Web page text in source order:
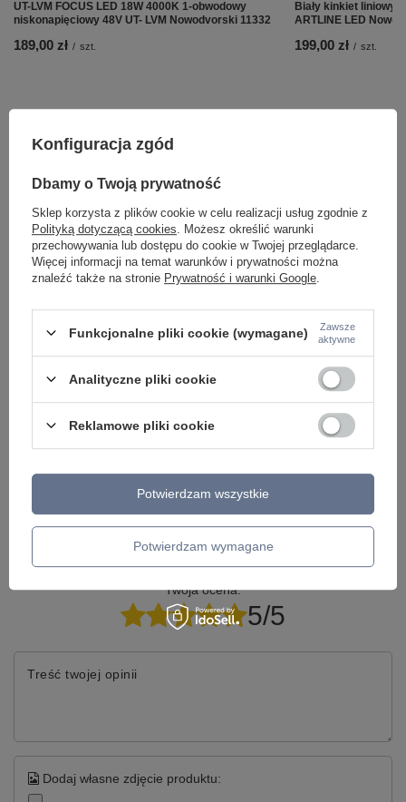
UT-LVM FOCUS LED 18W 4000K 1-obwodowy
niskonapięciowy 48V UT- LVM Nowodvorski 11332
189,00 zł / szt.
Biały kinkiet liniowy
ARTLINE LED
199,00 zł / szt.
Potrzebujesz pomocy? Masz pytania lub
chcesz lepszą cenę?
szybko i przygotujemy indywidualną ofertę
Napisz do nas
Model znajdziesz w kategoriach
Napisz swoją opinię
Twoja ocena:
5/5
Treść twojej opinii
Dodaj własne zdjęcie produktu:
Konfiguracja zgód
Dbamy o Twoją prywatność
Sklep korzysta z plików cookie w celu realizacji usług zgodnie z
Polityką dotyczącą cookies . Możesz określić warunki
przechowywania lub dostępu do cookie w Twojej przeglądarce.
Więcej informacji na temat warunków i prywatności można
znaleźć także na stronie Prywatność i warunki Google
Funkcjonalne pliki cookie (wymagane)
Zawsze
aktywne
Analityczne pliki cookie
Reklamowe pliki cookie
Potwierdzam wymagane
Potwierdzam wszystkie